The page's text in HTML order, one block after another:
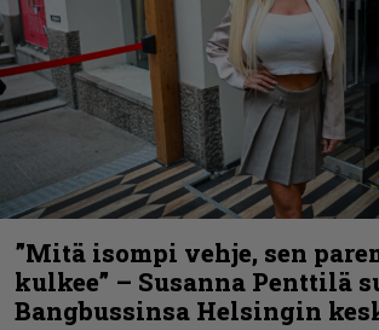
”Mitä isompi vehje, sen
kulkee” – Susanna Penttilä
Bangbussinsa Helsingin